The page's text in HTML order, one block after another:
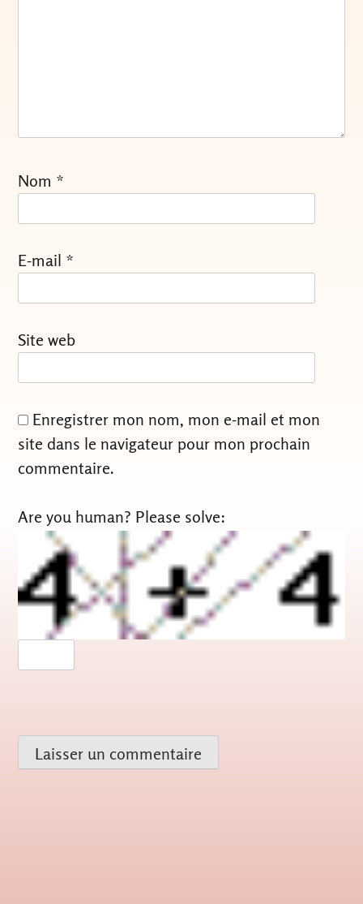
Nom *
E-mail *
Site web
Enregistrer mon nom, mon e-mail et mon
site dans le navigateur pour mon prochain
commentaire.
Are you human? Please solve: